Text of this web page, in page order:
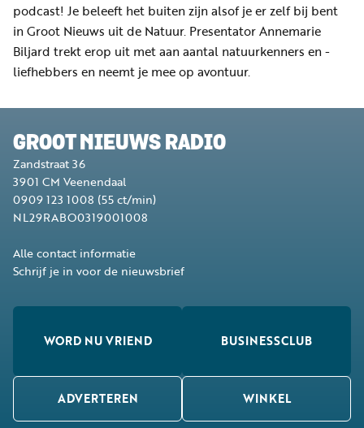
podcast! Je beleeft het buiten zijn alsof je er zelf bij bent
in Groot Nieuws uit de Natuur. Presentator Annemarie
Biljard trekt erop uit met aan aantal natuurkenners en -
liefhebbers en neemt je mee op avontuur.
GROOT NIEUWS RADIO
Zandstraat 36
3901 CM Veenendaal
0909 123 1008 (55 ct/min)
NL29RABO0319001008
Alle contact informatie
Schrijf je in voor de nieuwsbrief
WORD NU VRIEND BUSINESSCLUB
ADVERTEREN WINKEL